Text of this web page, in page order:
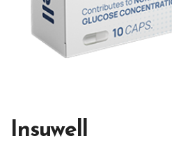
Insuwell